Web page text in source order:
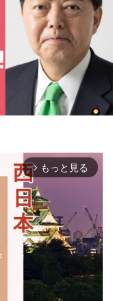
arrow_forward_ios もっと見る